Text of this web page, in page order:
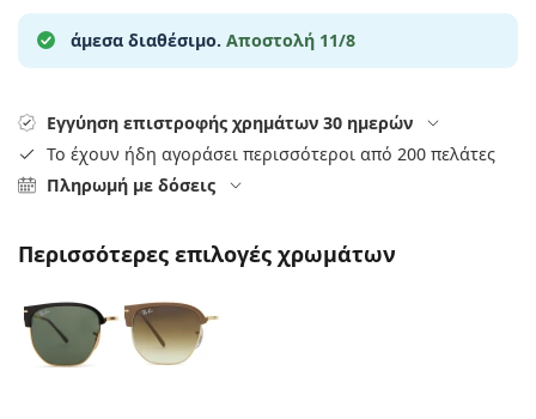
Όλες οι μάρκες
Persol
Όλες οι μάρκες
Όλα τα υγρά φακών
άμεσα διαθέσιμο. Αποστολή 11/8
Εγγύηση επιστροφής χρημάτων 30 ημερών
Το έχουν ήδη αγοράσει περισσότεροι από 200 πελάτες
Πληρωμή με δόσεις
Περισσότερες επιλογές χρωμάτων